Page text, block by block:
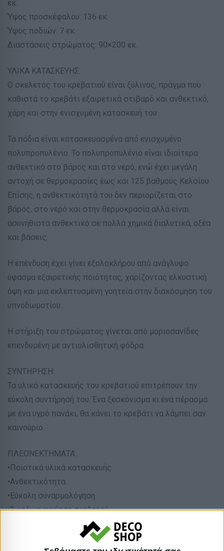
εκ.
Ύψος προσκέφαλου: 136 εκ.
Ύψος ποδιών: 7 εκ.
Διαστάσεις στρώματος: 90×200 εκ.
ΥΛΙΚΑ ΚΑΤΑΣΚΕΥΗΣ:
Ο σκελετός του κρεβατιού είναι ξύλινος, πράγμα που
καθιστά το κρεβάτι εξαιρετικά στιβαρό και ανθεκτικό,
χάρη και στην ενισχυμένη κατασκευή του.
Τα πόδια είναι κατασκευασμένα από ενισχυμένο
πολυπροπυλένιο. Το πολυπροπυλένιο είναι ιδιαίτερα
ανθεκτικό στο βάρος και στο νερό, ενώ έχει μεγάλη
αντοχή σε θερμοκρασίες έως και 125 βαθμούς Κελσίου.
Επίσης, η ανθεκτικότητά του δεν περιορίζεται στο
βάρος, στο νερό και στην θερμοκρασία αλλά είναι
ασυνήθιστα ανθεκτικό σε πολλά χημικά διαλυτικά, οξέα
και βάσεις.
Η επένδυση έχει γίνει εξολοκλήρου από ανάγλυφο
ύφασμα εξαιρετικής ποιότητας, χαρίζοντας ελκυστική
όψη και μια εκλεπτυσμένη γοητεία στην διακόσμηση του
υπνοδωματίου.
Η στήριξη του στρώματος γίνεται από μοριοσανίδες
επενδυμένη με αντιολισθητική φόδρα.
ΣΥΝΤΗΡΗΣΗ:
Τα υλικά κατασκευής του κρεβατιού επιτρέπουν την
εύκολη συντήρησή του. Ένα ξεσκόνισμα κι ένα πέρασμα
με ένα υγρό πανάκι, θα κάνει το κρεβάτι να λάμπει σαν
καινούριο.
ΠΛΕΟΝΕΚΤΗΜΑΤΑ:
•Ποιοτικά υλικά κατασκευής
•Ανθεκτικότητα
•Εύκολη συναρμολόγηση
•3 χρόνια εγγύηση σκελετού
*Το προϊόν παραδίδεται ασυναρμολόγητο σε